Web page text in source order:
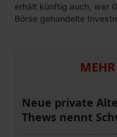
erhält künftig auch, wer
Börse gehandelte
Neue private
Thews nennt